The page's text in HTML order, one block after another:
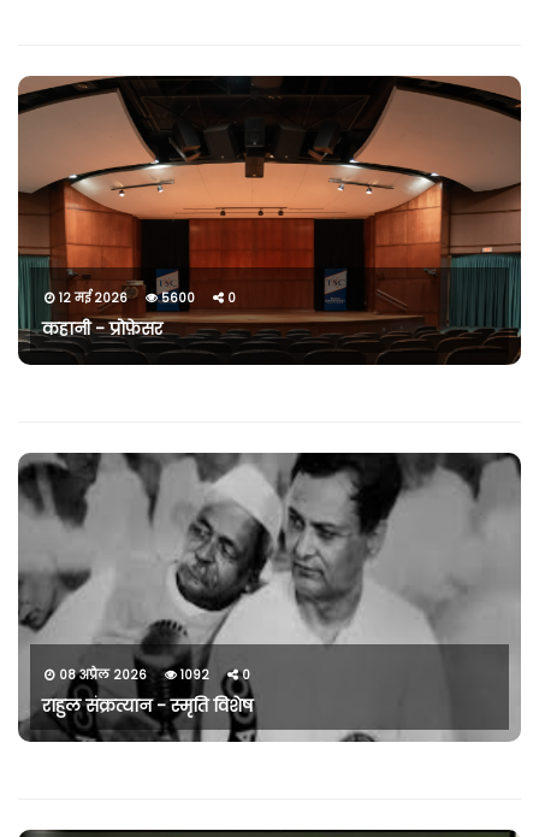
12 मई 2026 5600 0
कहानी - प्रोफ़ेसर
08 अप्रैल 2026 1092 0
राहुल संक्रत्यान - स्मृति विशेष